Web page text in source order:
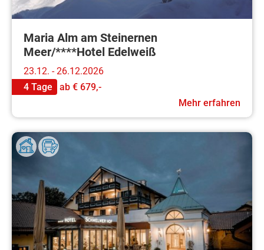
Maria Alm am Steinernen
Meer/****Hotel Edelweiß
23.12. - 26.12.2026
4 Tage
ab € 679,-
Mehr erfahren